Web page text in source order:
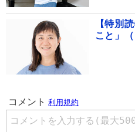
【特別
こと」